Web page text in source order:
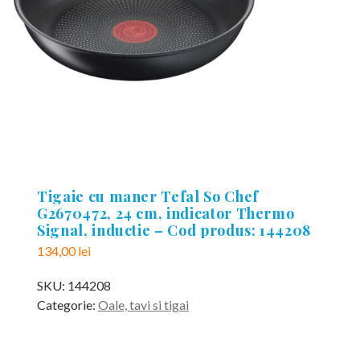
Tigaie cu maner Tefal So Chef
G2670472, 24 cm, indicator Thermo
Signal, inductie – Cod produs: 144208
134,00lei
SKU: 144208
Categorie: Oale, tavi si tigai